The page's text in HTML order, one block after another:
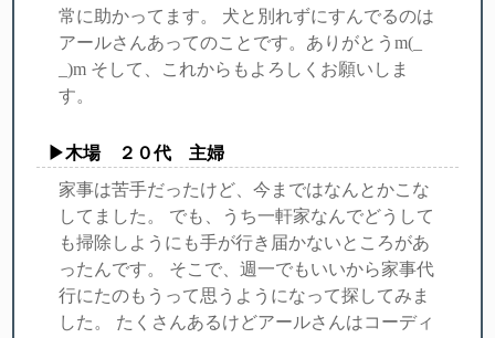
常に助かってます。 犬と別れずにすんでるのは
アールさんあってのことです。ありがとうm(_
_)m そして、これからもよろしくお願いしま
す。
▶︎木場 ２０代 主婦
家事は苦手だったけど、今まではなんとかこな
してました。 でも、うち一軒家なんでどうして
も掃除しようにも手が行き届かないところがあ
ったんです。 そこで、週一でもいいから家事代
行にたのもうって思うようになって探してみま
した。 たくさんあるけどアールさんはコーディ